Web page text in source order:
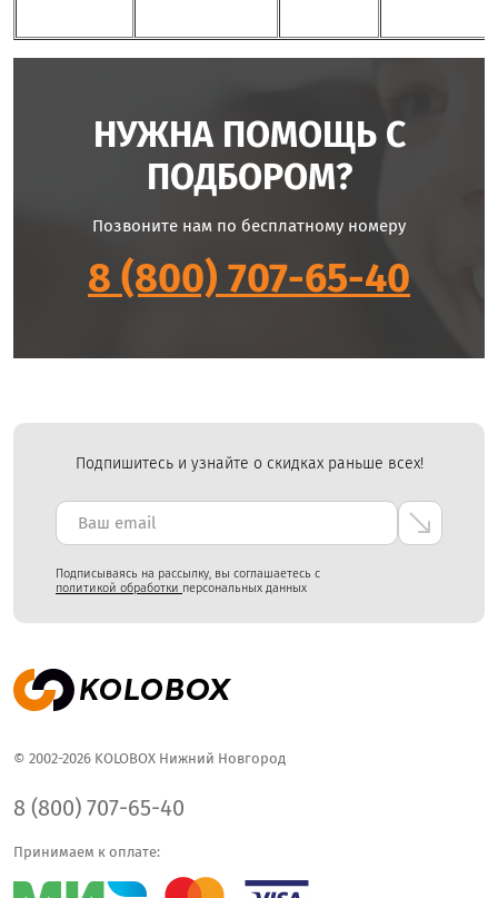
НУЖНА ПОМОЩЬ С
ПОДБОРОМ?
Позвоните нам по бесплатному номеру
8 (800) 707-65-40
Подпишитесь и узнайте о скидках раньше всех!
Подписываясь на рассылку, вы соглашаетесь с
политикой обработки персональных данных
© 2002-2026 KOLOBOX Нижний Новгород
8 (800) 707-65-40
Принимаем к оплате: